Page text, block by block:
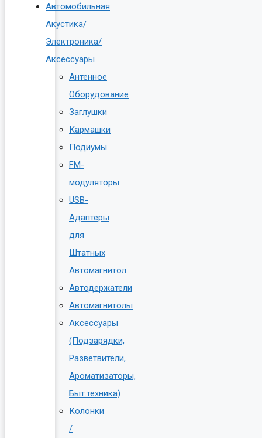
Автомобильная
Акустика/
Электроника/
Аксессуары
Антенное
Оборудование
Заглушки
Кармашки
Подиумы
FM-
модуляторы
USB-
Адаптеры
для
Штатных
Автомагнитол
Автодержатели
Автомагнитолы
Аксессуары
(Подзарядки,
Разветвители,
Ароматизаторы,
Быт.техника)
Колонки
/